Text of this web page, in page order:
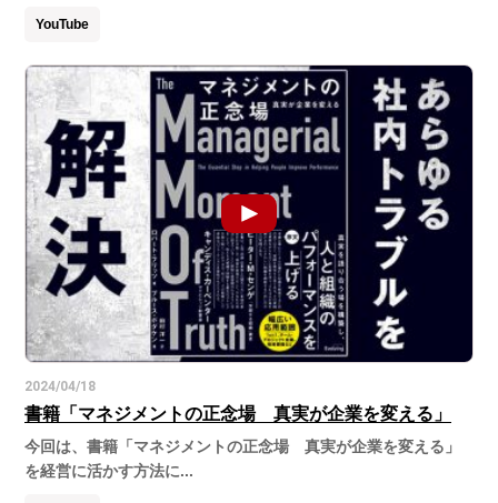
YouTube
2024/04/18
書籍「マネジメントの正念場 真実が企業を変える」
今回は、書籍「マネジメントの正念場 真実が企業を変える」
を経営に活かす方法に...